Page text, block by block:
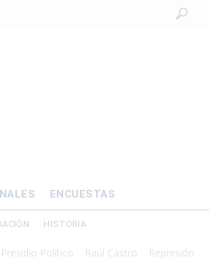
ENCUESTAS
HISTORIA
Político Raúl Castro Represión